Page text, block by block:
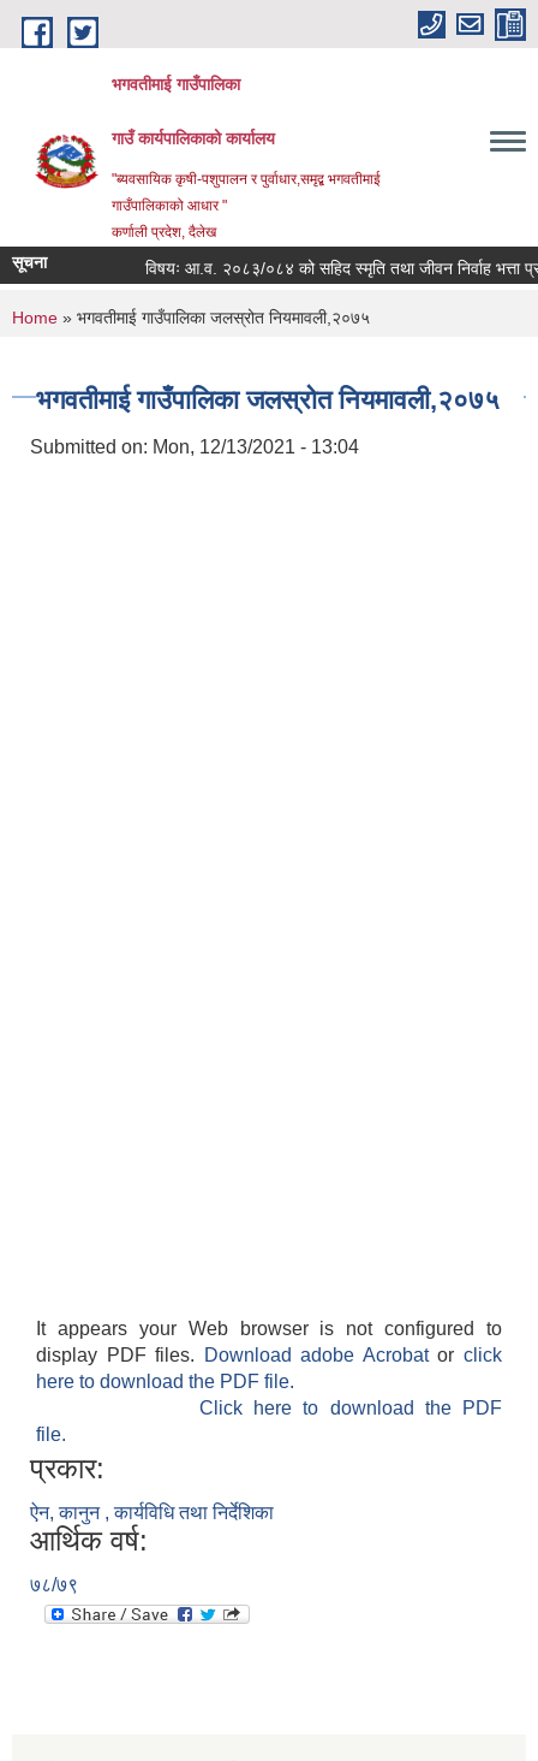
Skip to main content
भगवतीमाई गाउँपालिका
गाउँ कार्यपालिकाको कार्यालय
"ब्यवसायिक कृषी-पशुपालन र पुर्वाधार,समृद्ब भगवतीमाई
गाउँपालिकाको आधार "
कर्णाली प्रदेश, दैलेख
सूचना विषयः आ.व. २०८३/०८४ को सहिद स्मृति तथा जीवन निर्वाह भत्ता
You are here
Home » भगवतीमाई गाउँपालिका जलस्रोत नियमावली,२०७५
भगवतीमाई गाउँपालिका जलस्रोत नियमावली,२०७५
Submitted on: Mon, 12/13/2021 - 13:04
It appears your Web browser is not configured to
display PDF files.
Download adobe Acrobatorclick
here to download the PDF file.
Click here to download the PDF
file.
प्रकार:
ऐन, कानुन , कार्यविधि तथा निर्देशिका
आर्थिक वर्ष:
७८/७९